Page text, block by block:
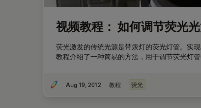
视频教程： 如何调节荧光
荧光激发的传统光源是带汞灯的荧光灯管。实
教程介绍了一种简易的方法，用于调节荧光灯管
Aug 19, 2012 教程 荧光